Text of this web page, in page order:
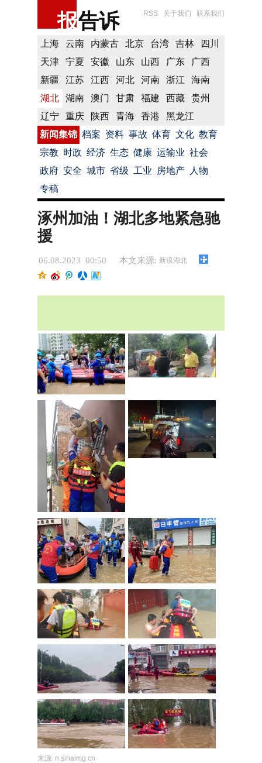
报告诉 RSS 关于我们 联系我们
上海 云南 内蒙古 北京 台湾 吉林
四川
天津
宁夏 安徽 山东 山西 广东
广西
新疆
江苏 江西 河北 河南 浙江
海南
湖北
湖南 澳门 甘肃 福建 西藏
贵州
辽宁
重庆 陕西 青海 香港
黑龙江
新闻集锦 档案 资料 事故 体育 文化 教育
宗教 时政 经济 生态 健康 运输业 社会
政府 安全 城市 省级 工业 房地产
人物
专稿
涿州加油！湖北多地紧急驰
援
06.08.2023 00:50 本文来源: 新浪湖北
来源: n.sinaimg.cn